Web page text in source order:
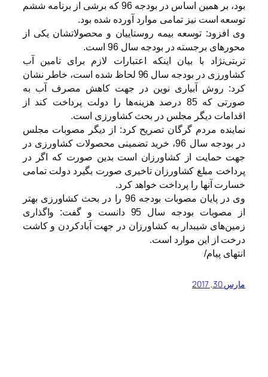
بود، بر همین اساس در بودجه 96 که برشی از برنامه ششم
توسعه است نیز تمامی موارد آورده شده بود.
وی افزود: توسعه بیمه روستاییان و محصولاتشان یکی از
محورهای برجسته در بودجه سال 96 است.
تربتی‌نژاد با بیان اینکه اعتبارات لازم برای تامین آب
کشاورزی در بودجه سال 96 لحاظ شده است، خاطر نشان
کرد: روش آبیاری نوین در جهت کاهش مصرف آب به
صورتی که 85 درصد هزینه‌ها را دولت پرداخت ‌کند از
اقدامات دیگر مجلس در بحث کشاورزی است.
نماینده مردم گرگان تصریح کرد: از دیگر مصوبات مجلس
در بودجه سال 96، خرید تضمینی محصولات کشاورزی در
جهت حمایت از کشاورزان است بدین صورت که اگر در
پرداخت مبلغ کشاورزان تاخیری صورت بگیرد دولت تمامی
خسارت آنها را پرداخت خواهد کرد.
وی در پایان مصوبات بودجه 96 را در بحث کشاورزی بهتر
از مصوبات بودجه سال 95 دانست و گفت: واگذاری
زمین‌های شیبدار به کشاورزان در جهت آبادکردن و کاشت
درخت از این موارد است.
انتهای پیام/
مارس 30, 2017